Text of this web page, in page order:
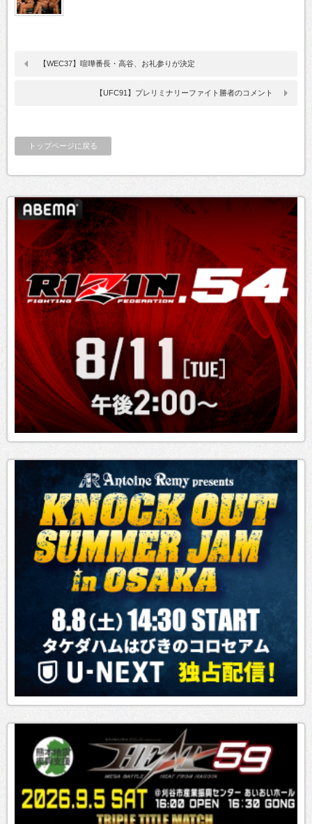
【WEC37】喧嘩番長・高谷、お礼参りが決定
【UFC91】プレリミナリーファイト勝者のコメント
トップページに戻る